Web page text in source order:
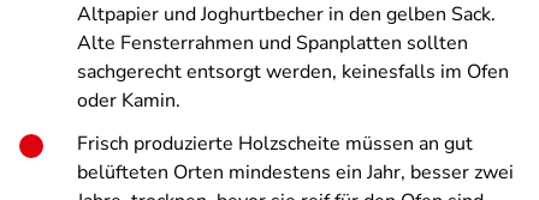
Altpapier und Joghurtbecher in den gelben Sack.
Alte Fensterrahmen und Spanplatten sollten
sachgerecht entsorgt werden, keinesfalls im Ofen
oder Kamin.
Frisch produzierte Holzscheite müssen an gut
belüfteten Orten mindestens ein Jahr, besser zwei